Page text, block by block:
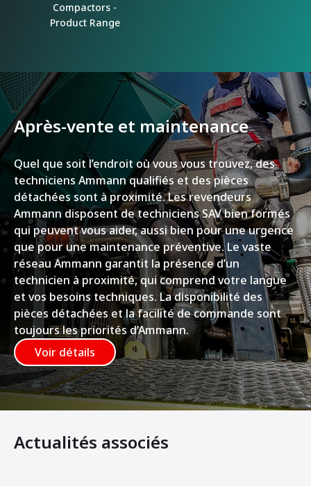
Compactors -
Product Range
Après-vente et maintenance
Quel que soit l’endroit où vous vous trouvez, des
techniciens Ammann qualifiés et des pièces
détachées sont à proximité. Les revendeurs
Ammann disposent de techniciens SAV bien formés
qui peuvent vous aider, aussi bien pour une urgence
que pour une maintenance préventive. Le vaste
réseau Ammann garantit la présence d’un
technicien à proximité, qui comprend votre langue
et vos besoins techniques. La disponibilité des
pièces détachées et la facilité de commande sont
toujours les priorités d’Ammann.
Voir détails
Actualités associés